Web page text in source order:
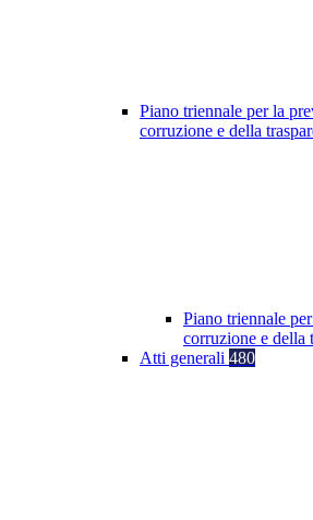
Piano triennale per la
corruzione e della
Piano triennale
corruzione e della
Atti generali 480